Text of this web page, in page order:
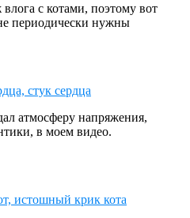
с котами, поэтому вот
периодически нужны
стук сердца
атмосферу напряжения,
в моем видео.
истошный крик кота